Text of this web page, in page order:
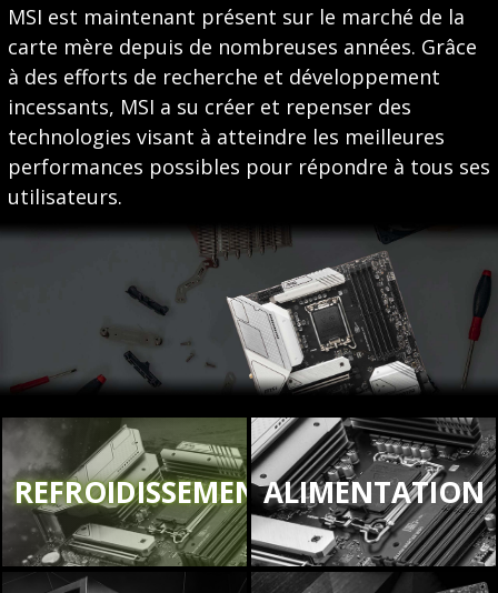
MSI est maintenant présent sur le marché de la
carte mère depuis de nombreuses années. Grâce
à des efforts de recherche et développement
incessants, MSI a su créer et repenser des
technologies visant à atteindre les meilleures
performances possibles pour répondre à tous ses
utilisateurs.
REFROIDISSEMENTALIMENTATION